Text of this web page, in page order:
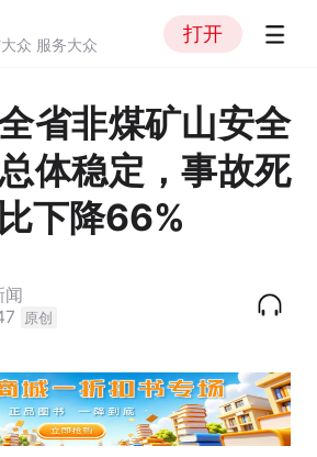
众 服务大众
打开
省非煤矿山安全
体稳定，事故死
下降66%
原创